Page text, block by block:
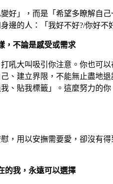
好」，而是「希望多瞭解自
邊的人：「我好不好?/你好
，不論是感受或需求
吼大叫吸引你注意。你也
、建立界限，不能無止盡地退
、貼我標籤」。這麼努力的
，用以安撫需要愛，卻沒有
的我，永遠可以選擇